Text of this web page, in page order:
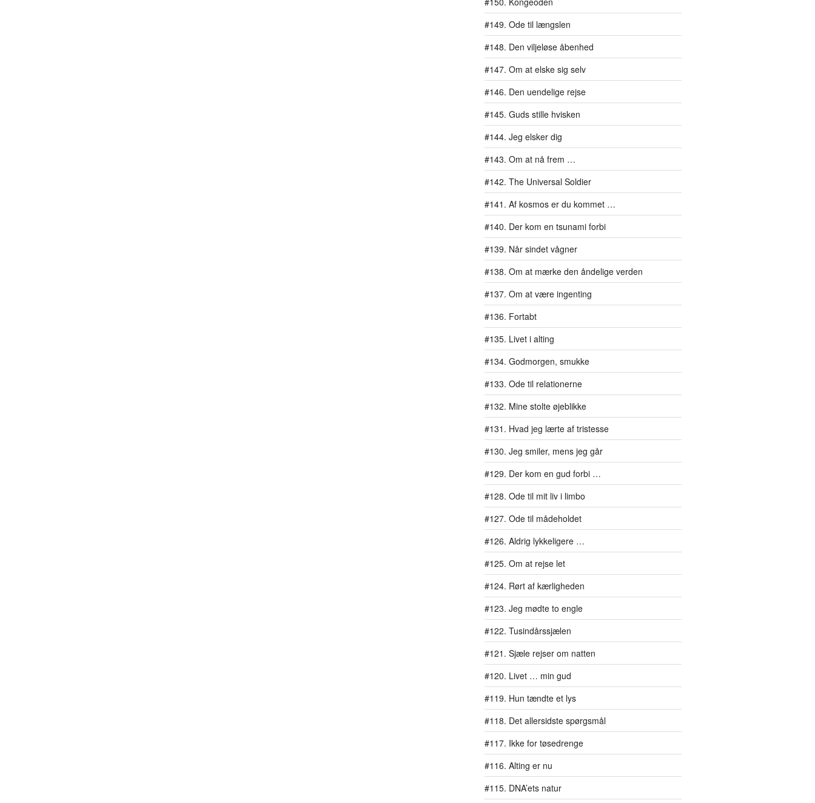
#149. Ode til længslen
#148. Den viljeløse åbenhed
#147. Om at elske sig selv
#146. Den uendelige rejse
#145. Guds stille hvisken
#144. Jeg elsker dig
#143. Om at nå frem …
#142. The Universal Soldier
#141. Af kosmos er du kommet …
#140. Der kom en tsunami forbi
#139. Når sindet vågner
#138. Om at mærke den åndelige verden
#137. Om at være ingenting
#136. Fortabt
#135. Livet i alting
#134. Godmorgen, smukke
#133. Ode til relationerne
#132. Mine stolte øjeblikke
#131. Hvad jeg lærte af tristesse
#130. Jeg smiler, mens jeg går
#129. Der kom en gud forbi …
#128. Ode til mit liv i limbo
#127. Ode til mådeholdet
#126. Aldrig lykkeligere …
#125. Om at rejse let
#124. Rørt af kærligheden
#123. Jeg mødte to engle
#122. Tusindårssjælen
#121. Sjæle rejser om natten
#120. Livet … min gud
#119. Hun tændte et lys
#118. Det allersidste spørgsmål
#117. Ikke for tøsedrenge
#116. Alting er nu
#115. DNA’ets natur